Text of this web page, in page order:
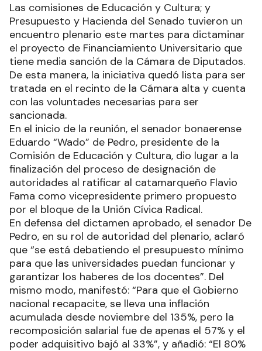
Las comisiones de Educación y Cultura; y
Presupuesto y Hacienda del Senado tuvieron un
encuentro plenario este martes para dictaminar
el proyecto de Financiamiento Universitario que
tiene media sanción de la Cámara de Diputados.
De esta manera, la iniciativa quedó lista para ser
tratada en el recinto de la Cámara alta y cuenta
con las voluntades necesarias para ser
sancionada.
En el inicio de la reunión, el senador bonaerense
Eduardo “Wado” de Pedro, presidente de la
Comisión de Educación y Cultura, dio lugar a la
finalización del proceso de designación de
autoridades al ratificar al catamarqueño Flavio
Fama como vicepresidente primero propuesto
por el bloque de la Unión Cívica Radical.
En defensa del dictamen aprobado, el senador De
Pedro, en su rol de autoridad del plenario, aclaró
que “se está debatiendo el presupuesto mínimo
para que las universidades puedan funcionar y
garantizar los haberes de los docentes”. Del
mismo modo, manifestó: “Para que el Gobierno
nacional recapacite, se lleva una inflación
acumulada desde noviembre del 135%, pero la
recomposición salarial fue de apenas el 57% y el
poder adquisitivo bajó al 33%”, y añadió: “El 80%